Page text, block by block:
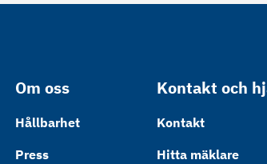
Om oss
Hållbarhet
Press
Kontakt och
Kontakt
Hitta mäklare